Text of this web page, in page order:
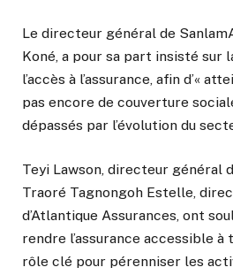
Le directeur général de
Koné, a pour sa part insisté sur
l’accès à l’assurance, afin d’«
pas encore de couverture
dépassés par l’évolution du
Teyi Lawson, directeur général
Traoré Tagnongoh Estelle,
d’Atlantique Assurances, ont
rendre l’assurance accessible
rôle clé pour pérenniser les